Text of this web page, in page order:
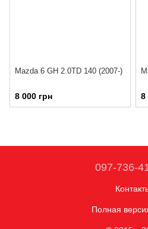
Mazda 6 GH 2.0TD 140 (2007-)
8 000 грн 8
097-736-
Полная